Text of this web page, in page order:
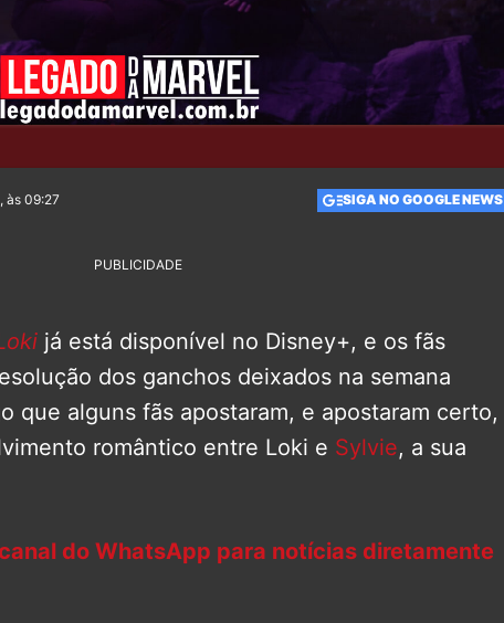
às 09:27 SIGA NO GOOGLE NEWS
PUBLICIDADE
já está disponível no Disney+, e os fãs
dos ganchos deixados na semana
que alguns fãs apostaram, e apostaram certo,
romântico entre Loki e Sylvie, a sua
do WhatsApp para notícias diretamente